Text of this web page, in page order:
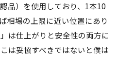
品）を使用しており、1本10
相場の上限に近い位置にあり
は仕上がりと安全性の両方に
は妥協すべきではないと僕は